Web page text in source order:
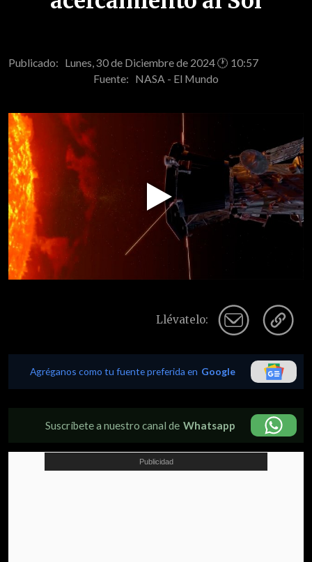
Publicado: Lunes, 30 de Diciembre de 2024 🕐 10:57
Fuente: NASA - El Mundo
Video
Llévatelo:
Agréganos como tu fuente preferida en Google
Suscríbete a nuestro canal de Whatsapp